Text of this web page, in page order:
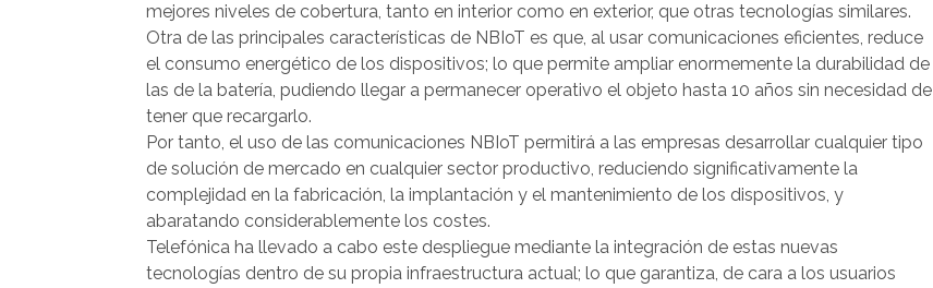
mejores niveles de cobertura, tanto en interior como en exterior, que otras tecnologías similares.
Otra de las principales características de NBIoT es que, al usar comunicaciones eficientes, reduce
el consumo energético de los dispositivos; lo que permite ampliar enormemente la durabilidad de
las de la batería, pudiendo llegar a permanecer operativo el objeto hasta 10 años sin necesidad de
tener que recargarlo.
Por tanto, el uso de las comunicaciones NBIoT permitirá a las empresas desarrollar cualquier tipo
de solución de mercado en cualquier sector productivo, reduciendo significativamente la
complejidad en la fabricación, la implantación y el mantenimiento de los dispositivos, y
abaratando considerablemente los costes.
Telefónica ha llevado a cabo este despliegue mediante la integración de estas nuevas
tecnologías dentro de su propia infraestructura actual; lo que garantiza, de cara a los usuarios